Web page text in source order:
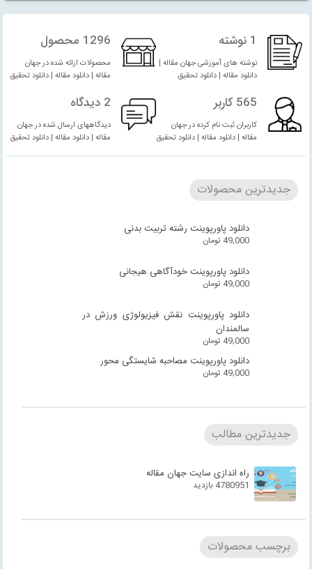
1 نوشته
نوشته های آموزشی جهان مقاله |
دانلود مقاله | دانلود تحقیق
1296 محصول
محصولات ارائه شده در جهان
مقاله | دانلود مقاله | دانلود تحقیق
565 کاربر
کاربران ثبت نام کرده در جهان
مقاله | دانلود مقاله | دانلود تحقیق
2 دیدگاه
دیدگاههای ارسال شده در جهان
مقاله | دانلود مقاله | دانلود تحقیق
جدیدترین محصولات
دانلود پاورپوینت رشته تربیت بدنی
49,000 تومان
دانلود پاورپوینت خودآگاهی هیجانی
49,000 تومان
دانلود پاورپوینت نقش فیزیولوژی ورزش در
سالمندان
49,000 تومان
دانلود پاورپوینت مصاحبه شایستگی محور
49,000 تومان
جدیدترین مطالب
راه اندازی سایت جهان مقاله
4780951 بازدید
برچسب محصولات